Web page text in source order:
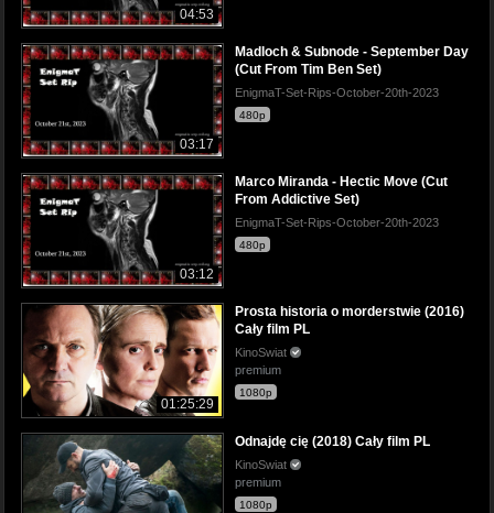
04:53
03:17
Madloch & Subnode - September Day
(Cut From Tim Ben Set)
EnigmaT-Set-Rips-October-20th-2023
480p
03:12
Marco Miranda - Hectic Move (Cut
From Addictive Set)
EnigmaT-Set-Rips-October-20th-2023
480p
01:25:29
Prosta historia o morderstwie (2016)
Cały film PL
KinoSwiat
premium
1080p
Odnajdę cię (2018) Cały film PL
KinoSwiat
premium
1080p